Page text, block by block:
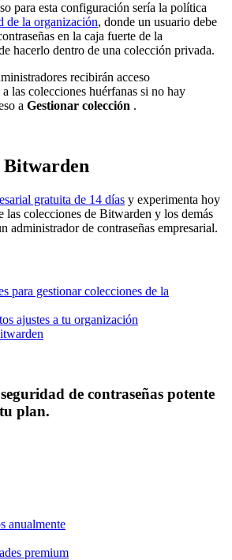
para esta configuración sería la política
de la organización, donde un usuario debe
en la caja fuerte de la
hacerlo dentro de una colección privada.
recibirán acceso
las colecciones huérfanas si no hay
a Gestionar colección .
Bitwarden
gratuita de 14 días y experimenta hoy
colecciones de Bitwarden y los demás
administrador de contraseñas empresarial.
para gestionar colecciones de la
ajustes a tu organización
de contraseñas potente
plan.
anualmente
premium